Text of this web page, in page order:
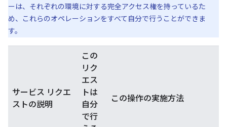
ーは、それぞれの環境に対する完全アクセス権を持っているた
め、これらのオペレーションをすべて自分で行うことができま
す。
サービス リクエ
ストの説明
この
リク
エス
トは
自分
で行
この操作の実施方法